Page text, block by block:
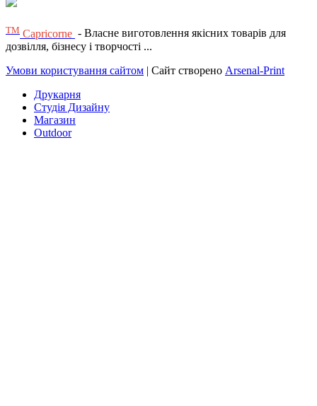
ТМ Capricorne - Власне виготовлення якісних товарів для
дозвілля, бізнесу і творчості ...
Умови користування сайтом | Сайт створено Arsenal-Print
Друкарня
Студія Дизайну
Магазин
Outdoor